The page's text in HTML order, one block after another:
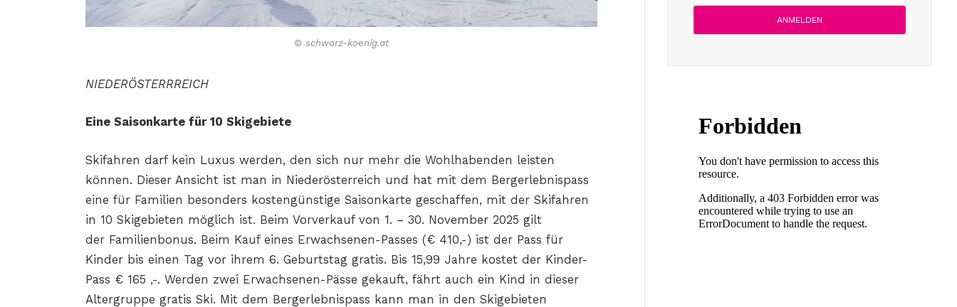
© schwarz-koenig.at
NIEDERÖSTERRREICH
Eine Saisonkarte für 10 Skigebiete
Skifahren darf kein Luxus werden, den sich nur mehr die Wohlhabenden leisten
können. Dieser Ansicht ist man in Niederösterreich und hat mit dem Bergerlebnispass
eine für Familien besonders kostengünstige Saisonkarte geschaffen, mit der Skifahren
in 10 Skigebieten möglich ist. Beim Vorverkauf von 1. – 30. November 2025 gilt
der Familienbonus. Beim Kauf eines Erwachsenen-Passes (€ 410,-) ist der Pass für
Kinder bis einen Tag vor ihrem 6. Geburtstag gratis. Bis 15,99 Jahre kostet der Kinder-
Pass € 165 ,-. Werden zwei Erwachsenen-Pässe gekauft, fährt auch ein Kind in dieser
Altergruppe gratis Ski. Mit dem Bergerlebnispass kann man in den Skigebieten